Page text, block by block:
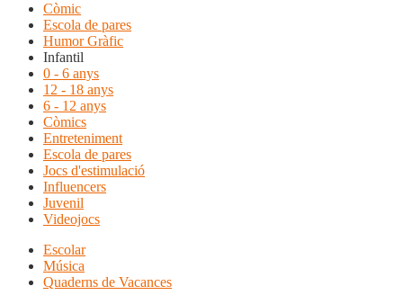
Còmic
Escola de pares
Humor Gràfic
Infantil
0 - 6 anys
12 - 18 anys
6 - 12 anys
Còmics
Entreteniment
Escola de pares
Jocs d'estimulació
Influencers
Juvenil
Videojocs
Escolar
Música
Quaderns de Vacances